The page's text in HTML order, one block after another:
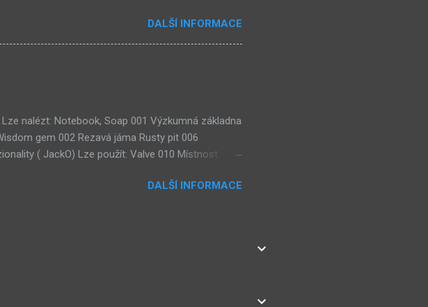
9: The Temple (89) Přicházejí "Čtenářské Ankety"!
Front 4: Spark of Life (Neaktuální) (54) Kulturní
DALŠÍ INFORMACE
nalézt: Notebook, Soap 001 Výzkumná základna
gem 002 Rezavá jáma Rusty pit 006
( JackO) Lze použít: Valve 010 Místnost
Clockwork corridor Teorie: Teorie karmy (Pyro
DALŠÍ INFORMACE